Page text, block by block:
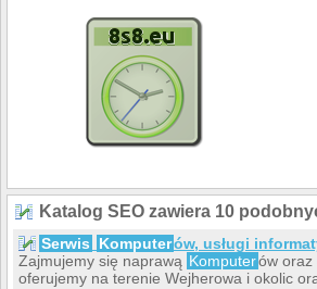
Katalog SEO zawiera 10
Serwis Komputerów, usługi
Zajmujemy się naprawą Komputerów oraz
oferujemy na terenie Wejherowa i okolic